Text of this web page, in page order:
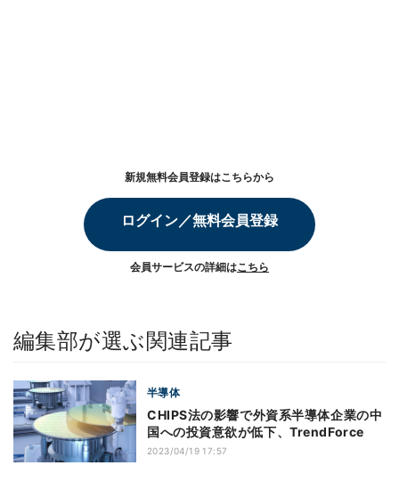
新規無料会員登録はこちらから
ログイン／無料会員登録
会員サービスの詳細はこちら
編集部が選ぶ関連記事
半導体
CHIPS法の影響で外資系半導体企業の中
国への投資意欲が低下、TrendForce
2023/04/19 17:57